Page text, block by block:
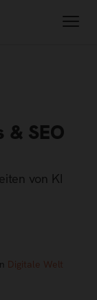
& SEO
von KI
Digitale Welt